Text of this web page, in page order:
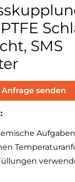
SMS
Anfrage senden